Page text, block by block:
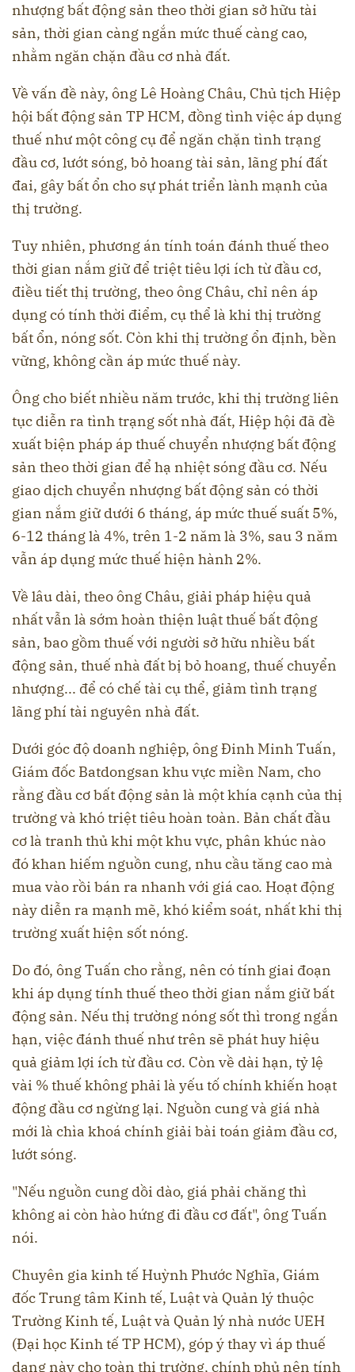
nhượng bất động sản theo thời gian sở hữu tài
sản, thời gian càng ngắn mức thuế càng cao,
nhằm ngăn chặn đầu cơ nhà đất.
Về vấn đề này, ông Lê Hoàng Châu, Chủ tịch Hiệp
hội bất động sản TP HCM, đồng tình việc áp dụng
thuế như một công cụ để ngăn chặn tình trạng
đầu cơ, lướt sóng, bỏ hoang tài sản, lãng phí đất
đai, gây bất ổn cho sự phát triển lành mạnh của
thị trường.
Tuy nhiên, phương án tính toán đánh thuế theo
thời gian nắm giữ để triệt tiêu lợi ích từ đầu cơ,
điều tiết thị trường, theo ông Châu, chỉ nên áp
dụng có tính thời điểm, cụ thể là khi thị trường
bất ổn, nóng sốt. Còn khi thị trường ổn định, bền
vững, không cần áp mức thuế này.
Ông cho biết nhiều năm trước, khi thị trường liên
tục diễn ra tình trạng sốt nhà đất, Hiệp hội đã đề
xuất biện pháp áp thuế chuyển nhượng bất động
sản theo thời gian để hạ nhiệt sóng đầu cơ. Nếu
giao dịch chuyển nhượng bất động sản có thời
gian nắm giữ dưới 6 tháng, áp mức thuế suất 5%,
6-12 tháng là 4%, trên 1-2 năm là 3%, sau 3 năm
vẫn áp dụng mức thuế hiện hành 2%.
Về lâu dài, theo ông Châu, giải pháp hiệu quả
nhất vẫn là sớm hoàn thiện luật thuế bất động
sản, bao gồm thuế với người sở hữu nhiều bất
động sản, thuế nhà đất bị bỏ hoang, thuế chuyển
nhượng... để có chế tài cụ thể, giảm tình trạng
lãng phí tài nguyên nhà đất.
Dưới góc độ doanh nghiệp, ông Đinh Minh Tuấn,
Giám đốc Batdongsan khu vực miền Nam, cho
rằng đầu cơ bất động sản là một khía cạnh của thị
trường và khó triệt tiêu hoàn toàn. Bản chất đầu
cơ là tranh thủ khi một khu vực, phân khúc nào
đó khan hiếm nguồn cung, nhu cầu tăng cao mà
mua vào rồi bán ra nhanh với giá cao. Hoạt động
này diễn ra mạnh mẽ, khó kiểm soát, nhất khi thị
trường xuất hiện sốt nóng.
Do đó, ông Tuấn cho rằng, nên có tính giai đoạn
khi áp dụng tính thuế theo thời gian nắm giữ bất
động sản. Nếu thị trường nóng sốt thì trong ngắn
hạn, việc đánh thuế như trên sẽ phát huy hiệu
quả giảm lợi ích từ đầu cơ. Còn về dài hạn, tỷ lệ
vài % thuế không phải là yếu tố chính khiến hoạt
động đầu cơ ngừng lại. Nguồn cung và giá nhà
mới là chìa khoá chính giải bài toán giảm đầu cơ,
lướt sóng.
"Nếu nguồn cung dồi dào, giá phải chăng thì
không ai còn hào hứng đi đầu cơ đất", ông Tuấn
nói.
Chuyên gia kinh tế Huỳnh Phước Nghĩa, Giám
đốc Trung tâm Kinh tế, Luật và Quản lý thuộc
Trường Kinh tế, Luật và Quản lý nhà nước UEH
(Đại học Kinh tế TP HCM), góp ý thay vì áp thuế
dạng này cho toàn thị trường, chính phủ nên tính